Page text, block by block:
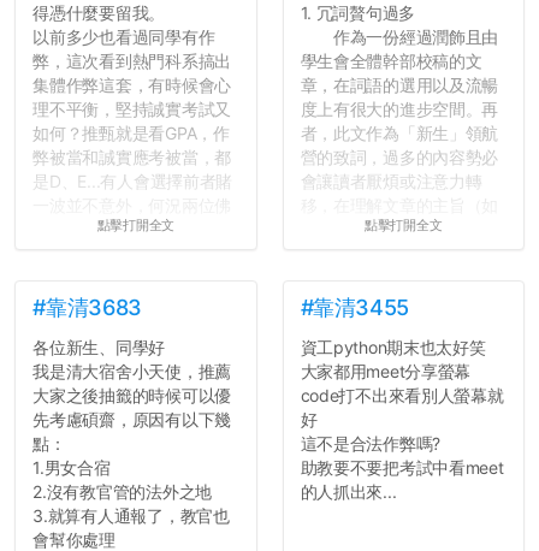
得憑什麼要留我。
以前多少也看過同學有作
弊，這次看到熱門科系搞出
集體作弊這套，有時候會心
理不平衡，堅持誠實考試又
如何？推甄就是看GPA，作
弊被當和誠實應考被當，都
是D、E...有人會選擇前者賭
心教授看起來要輕輕放下
長作弊的風氣。
反正老人我明天就要搬離新
竹，之後如何發展與我無
關，就當最後一天發個牢騷
吧XD，祝學弟妹們修課順利
~~...
點擊打開全文
1. 冗詞贅句過多
作為一份經過潤飾且由
學生會全體幹部校稿的文
章，在詞語的選用以及流暢
度上有很大的進步空間。再
者，此文作為「新生」領航
營的致詞，過多的內容勢必
會讓讀者厭煩或注意力轉
果有的話）前就失去興趣。
的聲明一樣正式，但至少在
用字上多加留意。有些語句
用說的可能會引人發笑或多
聽幾句，但寫成文字時只會
讓人感到疲乏。
2. 文章主題不明
在學生會臉書的貼文中
可以看到，全篇文章以連字
點擊打開全文
#靠清3683
各位新生、同學好
我是清大宿舍小天使，推薦
大家之後抽籤的時候可以優
先考慮碩齋，原因有以下幾
點：
1.男女合宿
2.沒有教官管的法外之地
3.就算有人通報了，教官也
會幫你處理
#靠清3455
資工python期末也太好笑
大家都用meet分享螢幕
code打不出來看別人螢幕就
好
這不是合法作弊嗎?
助教要不要把考試中看meet
的人抓出來...